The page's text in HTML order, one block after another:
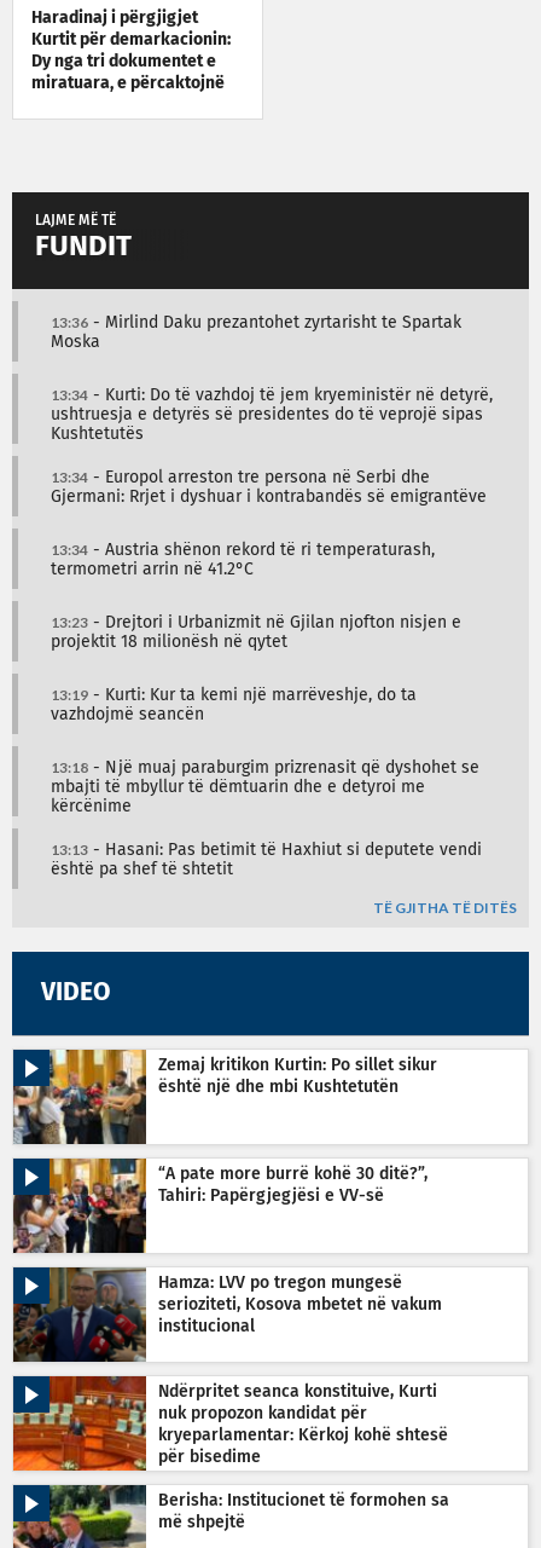
Haradinaj i përgjigjet
Kurtit për demarkacionin:
Dy nga tri dokumentet e
miratuara, e përcaktojnë
LAJME MË TË
FUNDIT
13:36 - Mirlind Daku prezantohet zyrtarisht te Spartak
Moska
13:34 - Kurti: Do të vazhdoj të jem kryeministër në detyrë,
ushtruesja e detyrës së presidentes do të veprojë sipas
Kushtetutës
13:34 - Europol arreston tre persona në Serbi dhe
Gjermani: Rrjet i dyshuar i kontrabandës së emigrantëve
13:34 - Austria shënon rekord të ri temperaturash,
termometri arrin në 41.2°C
13:23 - Drejtori i Urbanizmit në Gjilan njofton nisjen e
projektit 18 milionësh në qytet
13:19 - Kurti: Kur ta kemi një marrëveshje, do ta
vazhdojmë seancën
13:18 - Një muaj paraburgim prizrenasit që dyshohet se
mbajti të mbyllur të dëmtuarin dhe e detyroi me
kërcënime
13:13 - Hasani: Pas betimit të Haxhiut si deputete vendi
është pa shef të shtetit
TË GJITHA TË DITËS
VIDEO
Zemaj kritikon Kurtin: Po sillet sikur
është një dhe mbi Kushtetutën
“A pate more burrë kohë 30 ditë?”,
Tahiri: Papërgjegjësi e VV-së
Hamza: LVV po tregon mungesë
serioziteti, Kosova mbetet në vakum
institucional
Ndërpritet seanca konstituive, Kurti
nuk propozon kandidat për
kryeparlamentar: Kërkoj kohë shtesë
për bisedime
Berisha: Institucionet të formohen sa
më shpejtë